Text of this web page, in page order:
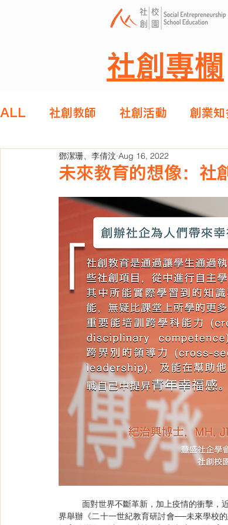
社創專欄
ALL 社創教師 社創活動 創業知
未來教育的想像：社
鄧潔珊、李倩汶 Aug 16, 2022
界舉辦《二十一世紀教育研討會──未來學校